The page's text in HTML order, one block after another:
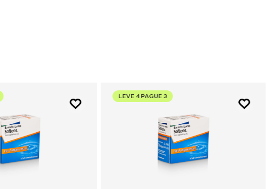
LEVE 4 PAGUE 3